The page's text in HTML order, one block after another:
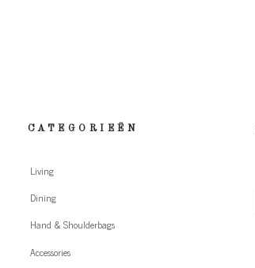
CATEGORIEËN
Living
Dining
Hand & Shoulderbags
Accessories